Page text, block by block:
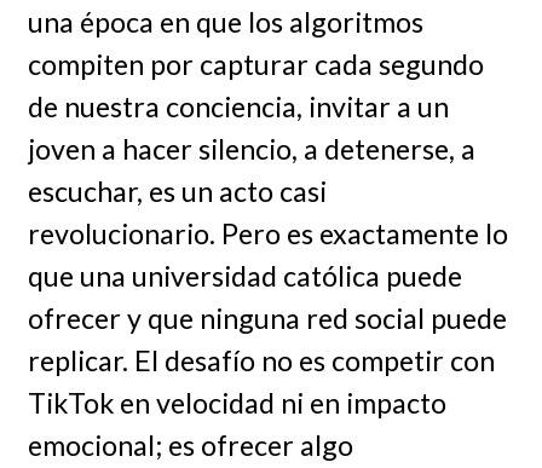
una época en que los algoritmos
compiten por capturar cada segundo
de nuestra conciencia, invitar a un
joven a hacer silencio, a detenerse, a
escuchar, es un acto casi
revolucionario. Pero es exactamente lo
que una universidad católica puede
ofrecer y que ninguna red social puede
replicar. El desafío no es competir con
TikTok en velocidad ni en impacto
emocional; es ofrecer algo